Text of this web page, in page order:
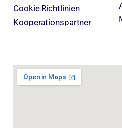
Cookie Richtlinien
Kooperationspartner